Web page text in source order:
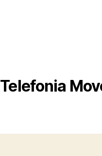
Telefonia